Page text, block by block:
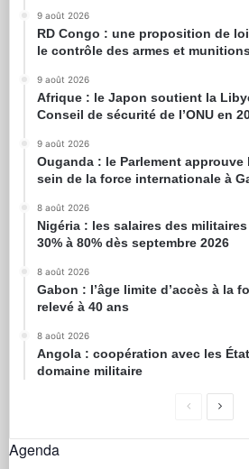
9 août 2026
RD Congo : une proposition de
le contrôle des armes et
9 août 2026
Afrique : le Japon soutient la
Conseil de sécurité de l’ONU en
9 août 2026
Ouganda : le Parlement approuve
sein de la force internationale à
8 août 2026
Nigéria : les salaires des
30% à 80% dès septembre 2026
8 août 2026
Gabon : l’âge limite d’accès à la
relevé à 40 ans
8 août 2026
Angola : coopération avec les
domaine militaire
Agenda